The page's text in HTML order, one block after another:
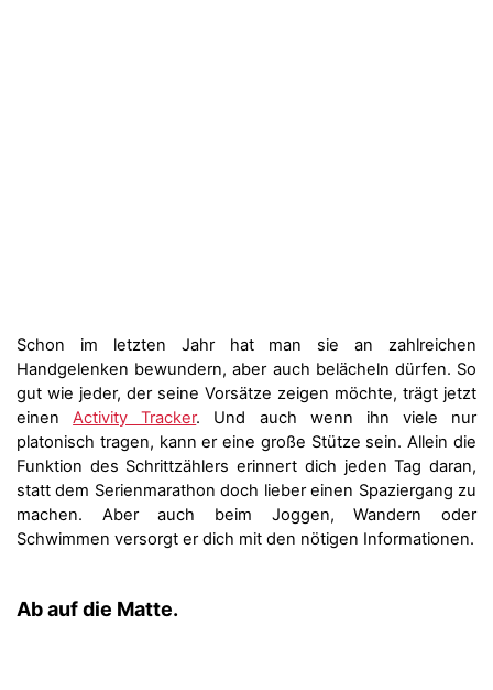
Schon im letzten Jahr hat man sie an zahlreichen
Handgelenken bewundern, aber auch belächeln dürfen. So
gut wie jeder, der seine Vorsätze zeigen möchte, trägt jetzt
einenActivity Tracker. Und auch wenn ihn viele nur
platonisch tragen, kann er eine große Stütze sein. Allein die
Funktion des Schrittzählers erinnert dich jeden Tag daran,
statt dem Serienmarathon doch lieber einen Spaziergang zu
machen. Aber auch beim Joggen, Wandern oder
Schwimmen versorgt er dich mit den nötigen Informationen.
Ab auf die Matte.